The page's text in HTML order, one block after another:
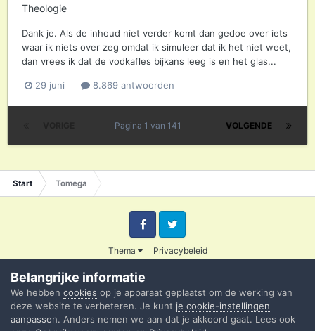
Theologie
Dank je. Als de inhoud niet verder komt dan gedoe over iets
waar ik niets over zeg omdat ik simuleer dat ik het niet weet,
dan vrees ik dat de vodkafles bijkans leeg is en het glas...
29 juni 8.869 antwoorden
VOLGENDE
Pagina 1 van 141
Start Tomega
Thema Privacybeleid
FacebookTwitter
Powered by Invision Community
Belangrijke informatie
We hebben cookies op je apparaat geplaatst om de werking van
deze website te verbeteren. Je kunt je cookie-instellingen
aanpassen. Anders nemen we aan dat je akkoord gaat. Lees ook